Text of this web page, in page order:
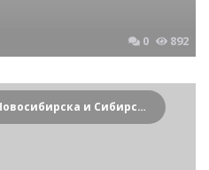
0 892
Криминальные новости Новосибирска и Сибирского региона